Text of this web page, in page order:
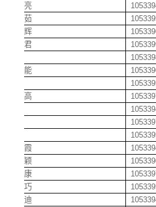
陈学亮
陈雅茹
陈亚辉
陈艳君
陈也能
陈伊高
陈颖霞
陈颖颖
陈永康
陈优巧
陈宇迪